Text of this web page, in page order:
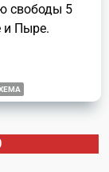
свободы 5
и Пыре.